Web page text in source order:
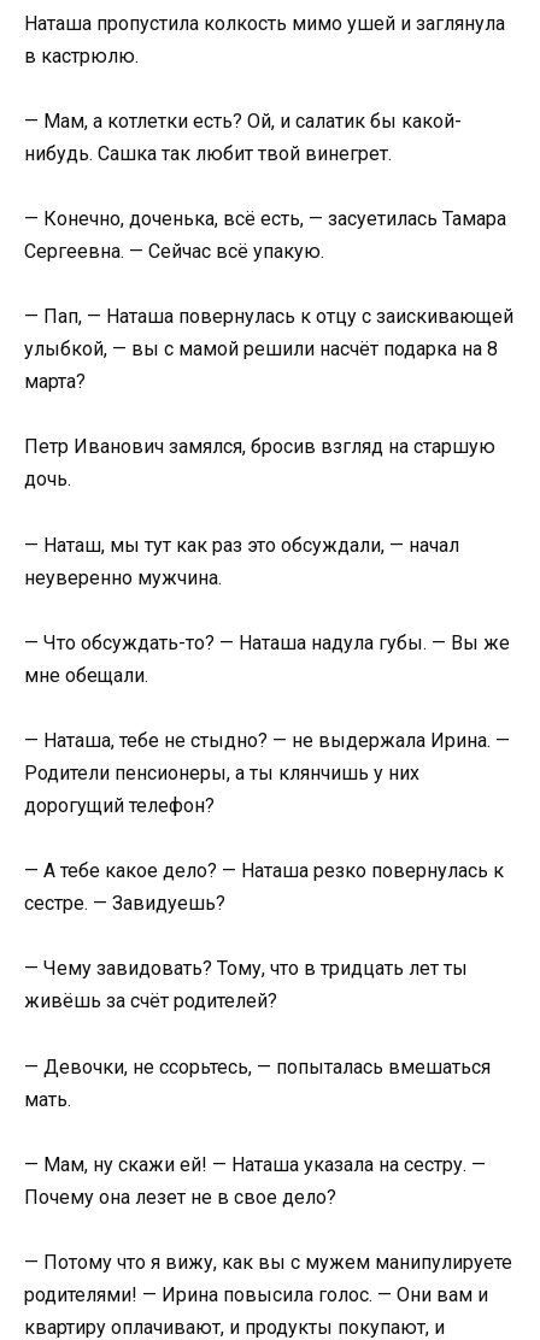
Наташа пропустила колкость мимо ушей и заглянула
в кастрюлю.
— Мам, а котлетки есть? Ой, и салатик бы какой-
нибудь. Сашка так любит твой винегрет.
— Конечно, доченька, всё есть, — засуетилась Тамара
Сергеевна. — Сейчас всё упакую.
— Пап, — Наташа повернулась к отцу с заискивающей
улыбкой, — вы с мамой решили насчёт подарка на 8
марта?
Петр Иванович замялся, бросив взгляд на старшую
дочь.
— Наташ, мы тут как раз это обсуждали, — начал
неуверенно мужчина.
— Что обсуждать-то? — Наташа надула губы. — Вы же
мне обещали.
— Наташа, тебе не стыдно? — не выдержала Ирина. —
Родители пенсионеры, а ты клянчишь у них
дорогущий телефон?
— А тебе какое дело? — Наташа резко повернулась к
сестре. — Завидуешь?
— Чему завидовать? Тому, что в тридцать лет ты
живёшь за счёт родителей?
— Девочки, не ссорьтесь, — попыталась вмешаться
мать.
— Мам, ну скажи ей! — Наташа указала на сестру. —
Почему она лезет не в свое дело?
— Потому что я вижу, как вы с мужем манипулируете
родителями! — Ирина повысила голос. — Они вам и
квартиру оплачивают, и продукты покупают, и